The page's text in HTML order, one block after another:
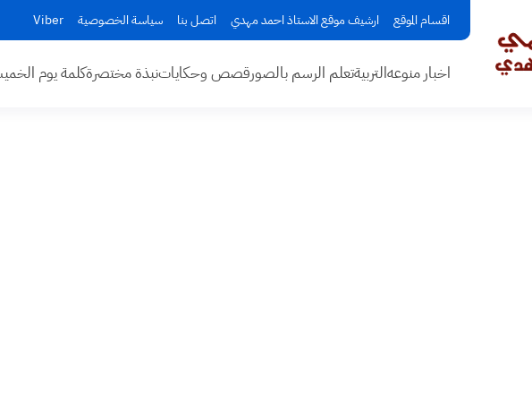
اقسام الموقع ارشيف موقع الاستاذ احمد مهدي اتصل بنا سياسة الخصوصية Viber
اخبار منوعهالتربيةتعلم الرسم بالصورقصص وحكاياتنبذة مختصرةكلمة يوم